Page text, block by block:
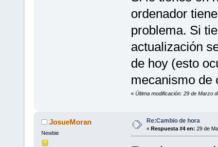
ordenador
problema. Si
actualización
de hoy (esto
mecanismo de
« Última modificación: 29 de Marzo
JosueMoran
Newbie
Re:Cambio de hora
« Respuesta #4 en: 29 de